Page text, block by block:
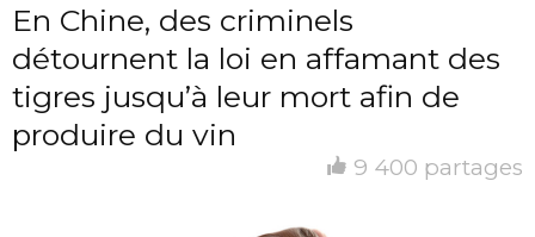
En Chine, des criminels
détournent la loi en affamant des
tigres jusqu’à leur mort afin de
produire du vin
9 400 partages